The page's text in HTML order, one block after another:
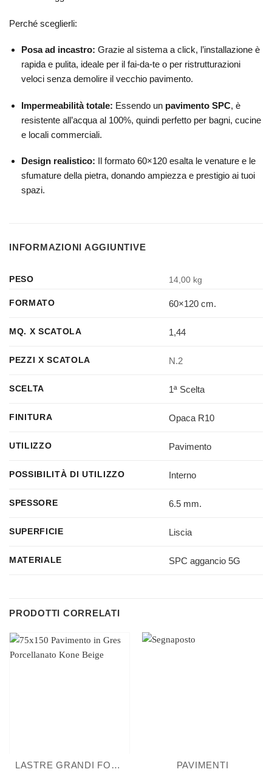
Perché sceglierli:
Posa ad incastro: Grazie al sistema a click, l’installazione è
rapida e pulita, ideale per il fai-da-te o per ristrutturazioni
veloci senza demolire il vecchio pavimento.
Impermeabilità totale: Essendo un pavimento SPC, è
resistente all’acqua al 100%, quindi perfetto per bagni, cucine
e locali commerciali.
Design realistico: Il formato 60×120 esalta le venature e le
sfumature della pietra, donando ampiezza e prestigio ai tuoi
spazi.
INFORMAZIONI AGGIUNTIVE
PESO 14,00 kg
FORMATO 60×120 cm.
MQ. X SCATOLA 1,44
PEZZI X SCATOLA N.2
SCELTA 1ª Scelta
FINITURA Opaca R10
UTILIZZO Pavimento
POSSIBILITÀ DI UTILIZZO Interno
SPESSORE 6.5 mm.
SUPERFICIE Liscia
MATERIALE SPC aggancio 5G
PRODOTTI CORRELATI
LASTRE GRANDI FORMATI
PAVIMENTI